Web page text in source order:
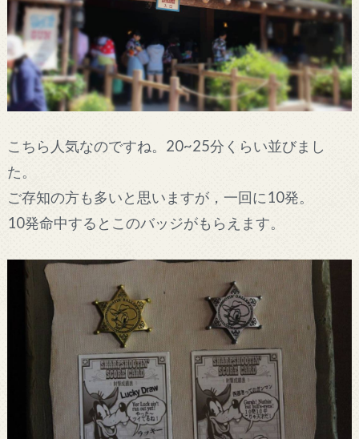
こちら人気なのですね。20~25分くらい並びまし
た。
ご存知の方も多いと思いますが，一回に10発。
10発命中するとこのバッジがもらえます。